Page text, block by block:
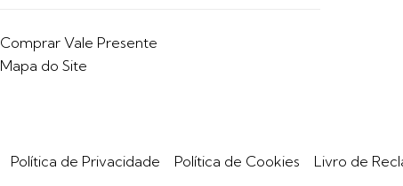
Comprar Vale Presente
Mapa do Site
Política de Privacidade Política de Cookies Livro de